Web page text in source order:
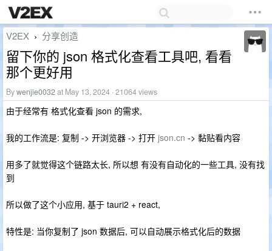
V2EX › 分享创造
留下你的 json 格式化查看工具吧, 看看
那个更好用
Bywenjie0032at May 13, 2024 · 21064 views
由于经常有 格式化查看 json 的需求,
我的工作流是: 复制 -> 开浏览器 -> 打开 json.cn -> 黏贴看内容
用多了就觉得这个链路太长, 所以想 有没有自动化的一些工具, 没有找
到
所以做了这个小应用, 基于 tauri2 + react,
特性是: 当你复制了 json 数据后, 可以自动展示格式化后的数据